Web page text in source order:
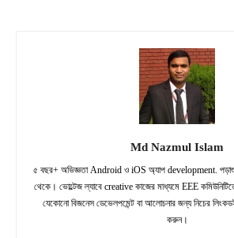
Md Nazmul Islam
৫ বছর+ অভিজ্ঞতা Android ও iOS অ্যাপ development. পড়াশুনা
থেকে। ভোল্টেজ ল্যাবে creative কাজের মাধ্যমে EEE
যেকোনো বিজনেস ডেভেলপমেন্ট বা আলোচনার জন্য নিচের
করুন।